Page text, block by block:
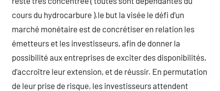
cours du hydrocarbure ).le but la visée le défi d’un
marché monétaire est de concrétiser en relation les
émetteurs et les investisseurs, afin de donner la
possibilité aux entreprises de exciter des disponibilités,
d’accroître leur extension, et de réussir. En permutation
de leur prise de risque, les investisseurs attendent